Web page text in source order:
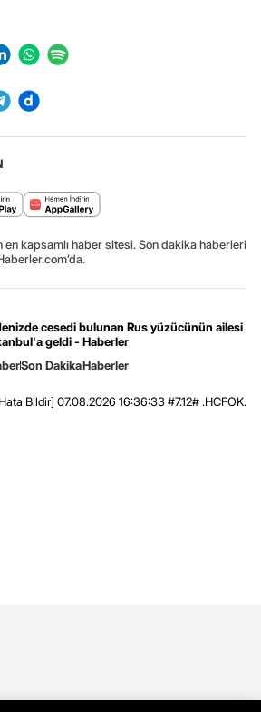
en kapsamlı haber sitesi. Son dakika haberleri
cesedi bulunan Rus yüzücünün ailesi
geldi - Haberler
Son DakikaHaberler
Bildir] 07.08.2026 16:36:33 #7.12# .HCFOK.